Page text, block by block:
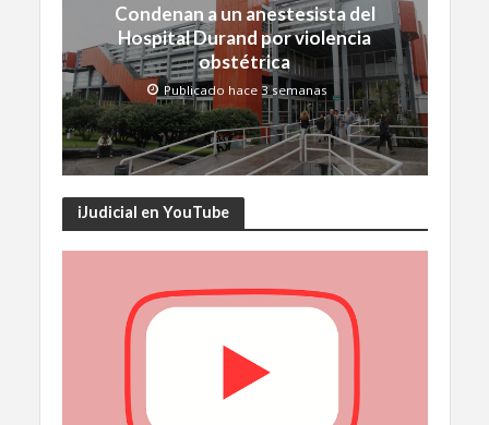
Condenan a un anestesista del
Hospital Durand por violencia
obstétrica
Publicado hace 3 semanas
iJudicial en YouTube